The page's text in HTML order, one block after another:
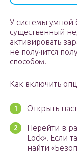
У системы умной
существенный
активировать
не получится
способом.
Как включить
Открыть
Перейти в
Lock». Если
найти